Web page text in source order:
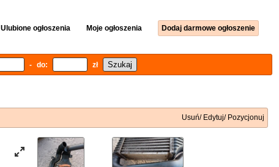
Ulubione ogłoszenia Moje ogłoszenia Dodaj darmowe ogłoszenie
- do: zł
Usuń/ Edytuj/ Pozycjonuj